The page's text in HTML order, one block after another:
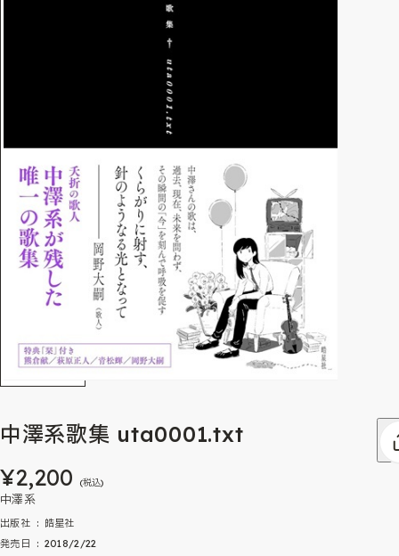
中澤系歌集 uta0001.txt
¥2,200 (税込)
中澤系
出版社 ‏ : ‎ 皓星社
発売日 ‏ : ‎ 2018/2/22